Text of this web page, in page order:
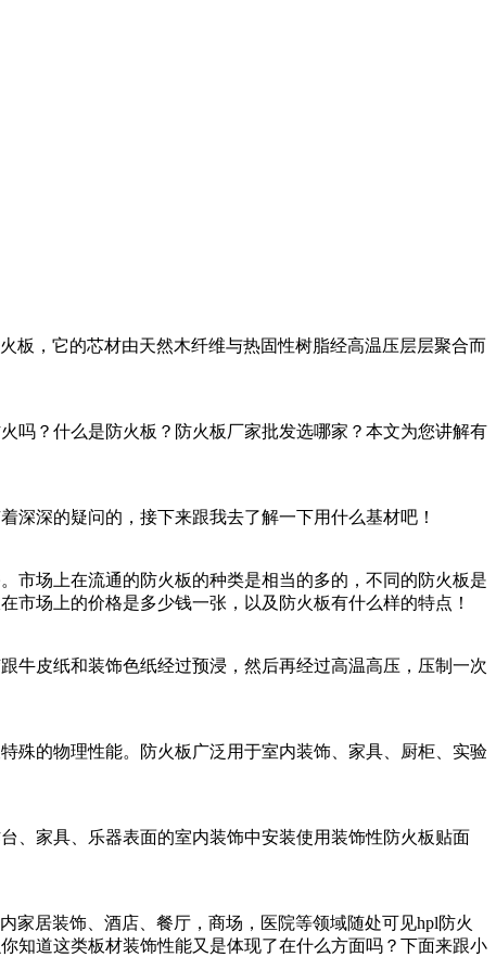
板，它的芯材由天然木纤维与热固性树脂经高温压层层聚合而
吗？什么是防火板？防火板厂家批发选哪家？本文为您讲解有
深深的疑问的，接下来跟我去了解一下用什么基材吧！
市场上在流通的防火板的种类是相当的多的，不同的防火板是
场上的价格是多少钱一张，以及防火板有什么样的特点！
皮纸和装饰色纸经过预浸，然后再经过高温高压，压制一次
殊的物理性能。防火板广泛用于室内装饰、家具、厨柜、实验
、家具、乐器表面的室内装饰中安装使用装饰性防火板贴面
家居装饰、酒店、餐厅，商场，医院等领域随处可见hpl防火
知道这类板材装饰性能又是体现了在什么方面吗？下面来跟小